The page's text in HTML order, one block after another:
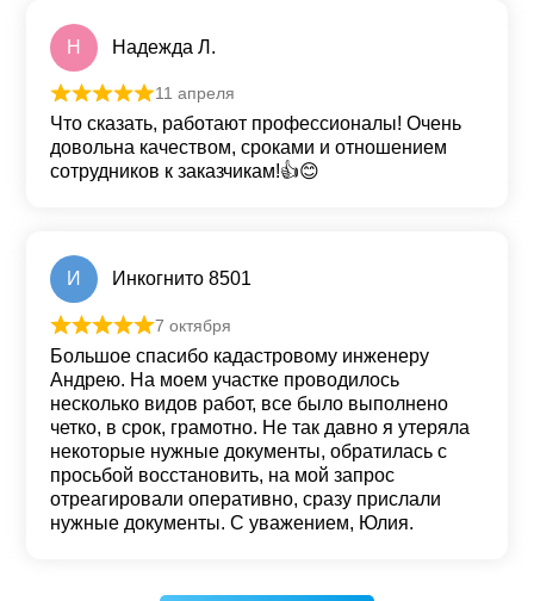
Н Надежда Л.
Оценка из 5
11 апреля
Что сказать, работают профессионалы! Очень
довольна качеством, сроками и отношением
сотрудников к заказчикам!👍😊
И Инкогнито 8501
Оценка 5из 5
7 октября
Большое спасибо кадастровому инженеру
Андрею. На моем участке проводилось
несколько видов работ, все было выполнено
четко, в срок, грамотно. Не так давно я утеряла
некоторые нужные документы, обратилась с
просьбой восстановить, на мой запрос
отреагировали оперативно, сразу прислали
нужные документы. С уважением, Юлия.